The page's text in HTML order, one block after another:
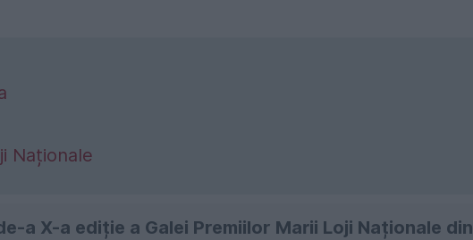
Naționale
a X-a ediție a Galei Premiilor Marii Loji Naționale din